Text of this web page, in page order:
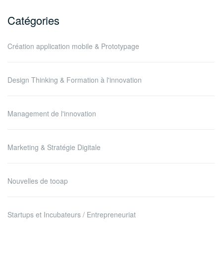
Catégories
Création application mobile & Prototypage
Design Thinking & Formation à l'innovation
Management de l'innovation
Marketing & Stratégie Digitale
Nouvelles de tooap
Startups et Incubateurs / Entrepreneuriat